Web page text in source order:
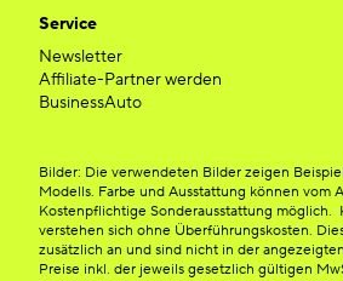
Service
Newsletter
Affiliate-Partner werden
BusinessAuto
Bilder: Die verwendeten Bilder zeigen
Modells. Farbe und Ausstattung können vom
Kostenpflichtige Sonderausstattung möglich.
verstehen sich ohne Überführungskosten.
zusätzlich an und sind nicht in der
Preise inkl. der jeweils gesetzlich gültigen